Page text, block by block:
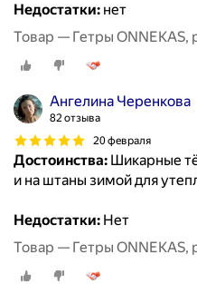
Недостатки: нет
Товар — Гетры ONNEKAS,
Ангелина Черенкова
82 отзыва
20 февраля
Достоинства: Шикарные
и на штаны зимой для
Недостатки: Нет
Товар — Гетры ONNEKAS,